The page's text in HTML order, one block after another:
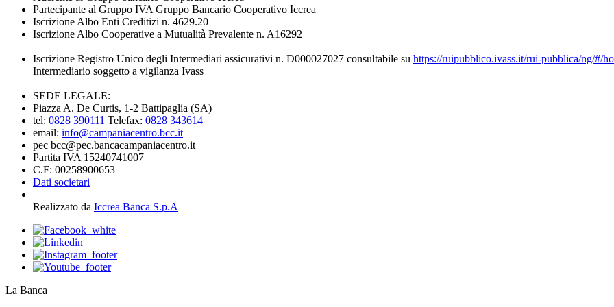
Partecipante al Gruppo IVA Gruppo Bancario Cooperativo Iccrea
Iscrizione Albo Enti Creditizi n. 4629.20
Iscrizione Albo Cooperative a Mutualità Prevalente n. A16292
Iscrizione Registro Unico degli Intermediari assicurativi n. D000027027 consultabile su https://ruipubblico.ivass.it/rui-pubblica/ng/#/
Intermediario soggetto a vigilanza Ivass
SEDE LEGALE:
Piazza A. De Curtis, 1-2 Battipaglia (SA)
tel: 0828 390111 Telefax: 0828 343614
email: info@campaniacentro.bcc.it
pec bcc@pec.bancacampaniacentro.it
Partita IVA 15240741007
C.F: 00258900653
Dati societari
Realizzato da Iccrea Banca S.p.A
La Banca